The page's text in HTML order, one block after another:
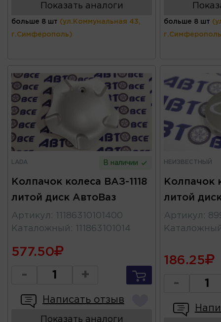
Показать аналоги
больше 8 шт (ул.Коммунальная 43,
г.Симферополь)
больше 8 шт
LADA В наличии
Колпачок колеса ВАЗ-1118
литой диск АвтоВаз
Артикул :
11186310101400
Каталожный : 111863101014
577.50
- +
Написать отзыв
Показать аналоги
НЕИЗВЕСТНЫЙ
Колпачок
литой
Артикул :
186.25
-